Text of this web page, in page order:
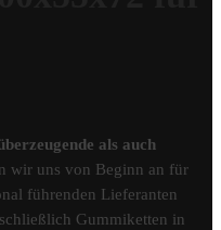
als auch
wir uns von Beginn an für
führenden Lieferanten
Gummiketten in